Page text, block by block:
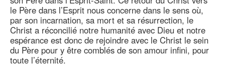
le Père dans l’Esprit nous concerne dans le sens où,
par son incarnation, sa mort et sa résurrection, le
Christ a réconcilié notre humanité avec Dieu et notre
espérance est donc de rejoindre avec le Christ le sein
du Père pour y être comblés de son amour infini, pour
toute l’éternité.